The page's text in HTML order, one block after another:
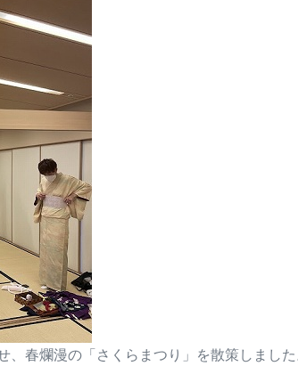
、春爛漫の「さくらまつり」を散策しました